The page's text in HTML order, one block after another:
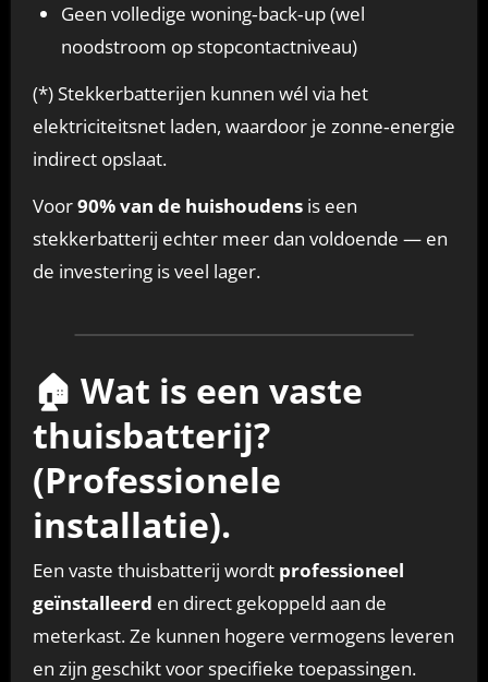
Geen volledige woning‑back‑up (wel
noodstroom op stopcontactniveau)
(*) Stekkerbatterijen kunnen wél via het
elektriciteitsnet laden, waardoor je zonne‑energie
indirect opslaat.
Voor90% van de huishoudensis een
stekkerbatterij echter meer dan voldoende — en
de investering is veel lager.
🏠 Wat is een vaste
thuisbatterij?
(Professionele
installatie).
Een vaste thuisbatterij wordt professioneel
geïnstalleerd en direct gekoppeld aan de
meterkast. Ze kunnen hogere vermogens leveren
en zijn geschikt voor specifieke toepassingen.